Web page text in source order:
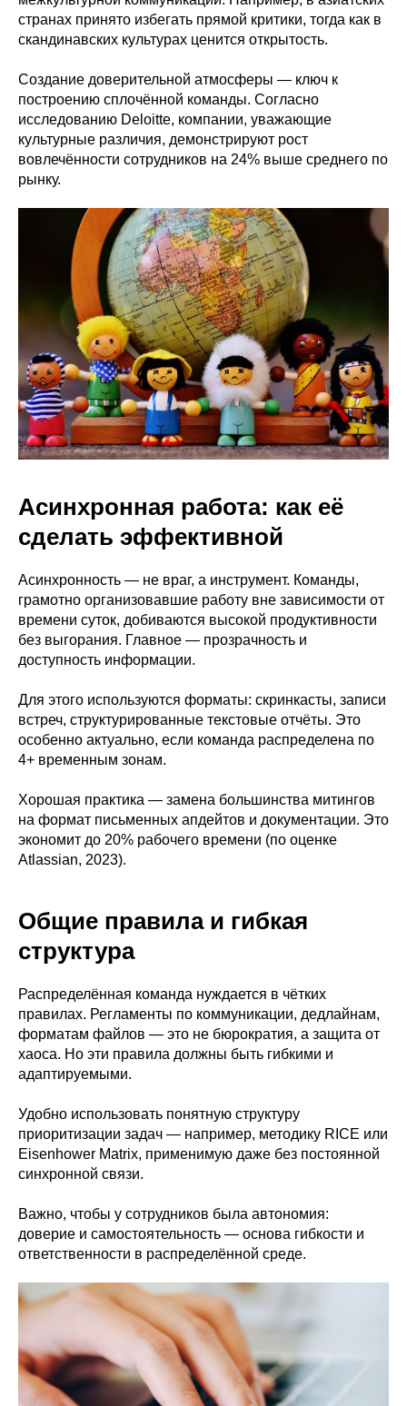
странах принято избегать прямой критики, тогда как в
скандинавских культурах ценится открытость.
Создание доверительной атмосферы — ключ к
построению сплочённой команды. Согласно
исследованию Deloitte, компании, уважающие
культурные различия, демонстрируют рост
вовлечённости сотрудников на 24% выше среднего по
рынку.
Асинхронная работа: как её
сделать эффективной
Асинхронность — не враг, а инструмент. Команды,
грамотно организовавшие работу вне зависимости от
времени суток, добиваются высокой продуктивности
без выгорания. Главное — прозрачность и
доступность информации.
Для этого используются форматы: скринкасты, записи
встреч, структурированные текстовые отчёты. Это
особенно актуально, если команда распределена по
4+ временным зонам.
Хорошая практика — замена большинства митингов
на формат письменных апдейтов и документации. Это
экономит до 20% рабочего времени (по оценке
Atlassian, 2023).
Общие правила и гибкая
структура
Распределённая команда нуждается в чётких
правилах. Регламенты по коммуникации, дедлайнам,
форматам файлов — это не бюрократия, а защита от
хаоса. Но эти правила должны быть гибкими и
адаптируемыми.
Удобно использовать понятную структуру
приоритизации задач — например, методику RICE или
Eisenhower Matrix, применимую даже без постоянной
синхронной связи.
Важно, чтобы у сотрудников была автономия:
доверие и самостоятельность — основа гибкости и
ответственности в распределённой среде.